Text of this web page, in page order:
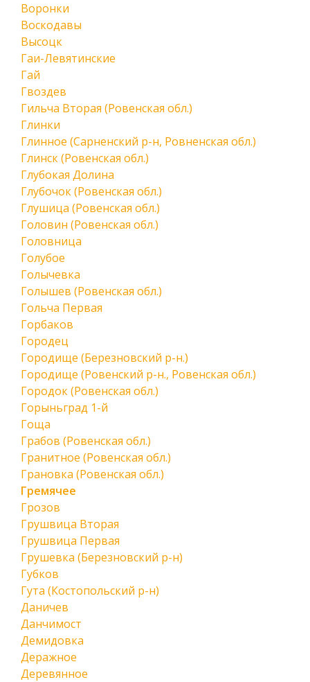
Воронки
Воскодавы
Высоцк
Гаи-Левятинские
Гай
Гвоздев
Гильча Вторая (Ровенская обл.)
Глинки
Глинное (Сарненский р-н, Ровненская обл.)
Глинск (Ровенская обл.)
Глубокая Долина
Глубочок (Ровенская обл.)
Глушица (Ровенская обл.)
Головин (Ровенская обл.)
Головница
Голубое
Голычевка
Голышев (Ровенская обл.)
Гольча Первая
Горбаков
Городец
Городище (Березновский р-н.)
Городище (Ровенский р-н., Ровенская обл.)
Городок (Ровенская обл.)
Горыньград 1-й
Гоща
Грабов (Ровенская обл.)
Гранитное (Ровенская обл.)
Грановка (Ровенская обл.)
Гремячее
Грозов
Грушвица Вторая
Грушвица Первая
Грушевка (Березновский р-н)
Губков
Гута (Костопольский р-н)
Даничев
Данчимост
Демидовка
Деражное
Деревянное